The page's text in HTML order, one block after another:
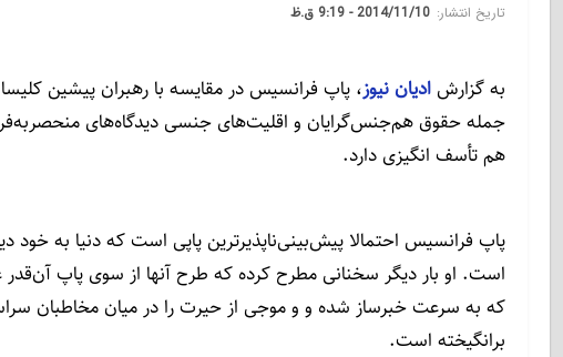
تاریخ انتشار: 2014/11/10 - 9:19 ق.ظ
به گزارش ادیان نیوز، پاپ فرانسیس در مقایسه با رهبران پیشین کلیسا
جمله حقوق هم‌جنس‌گرایان و اقلیت‌های جنسی دیدگاه‌های
هم تأسف انگیزی دارد.
پاپ فرانسیس احتمالا پیش‌بینی‌ناپذیرترین پاپی است که دنیا به خود
است. او بار دیگر سخنانی مطرح کرده که طرح آنها از سوی پاپ
که به سرعت خبرساز شده و و موجی از حیرت را در میان مخاطبان
برانگیخته است.